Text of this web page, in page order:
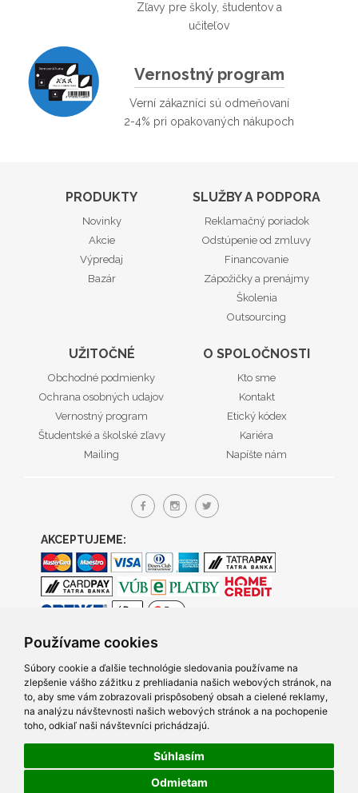
Používame cookies
Súbory cookie a ďalšie technológie sledovania používame na
zlepšenie vášho zážitku z prehliadania našich webových stránok, na
to, aby sme vám zobrazovali prispôsobený obsah a cielené reklamy,
na analýzu návštevnosti našich webových stránok a na pochopenie
toho, odkiaľ naši návštevníci prichádzajú.
Súhlasím
Odmietam
Zľavy pre školy, študentov a
učiteľov
Vernostný program
Verní zákazníci sú odmeňovaní
2-4% pri opakovaných nákupoch
PRODUKTY
Novinky
Akcie
Výpredaj
Bazár
SLUŽBY A PODPORA
Reklamačný poriadok
Odstúpenie od zmluvy
Financovanie
Zápožičky a prenájmy
Školenia
Outsourcing
UŽITOČNÉ
Obchodné podmienky
Ochrana osobných udajov
Vernostný program
Študentské a školské zľavy
Mailing
O SPOLOČNOSTI
Kto sme
Kontakt
Etický kódex
Kariéra
Napíšte nám
AKCEPTUJEME:
© 2005- 2026 TRACO Computers s.r.o., Všetky práva vyhradené.